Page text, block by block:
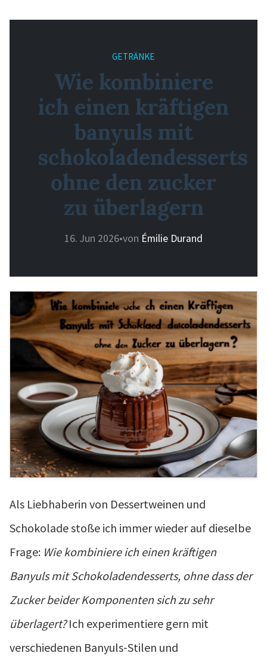
GETRÄNKE
Wie kombiniere
ich einen kräftigen
banyuls mit
schokoladendesserts
ohne den zucker
zu überlagern
16. Jun 2026•von Émilie Durand
Als Liebhaberin von Dessertweinen und
Schokolade stoße ich immer wieder auf dieselbe
Frage: Wie kombiniere ich einen kräftigen
Banyuls mit Schokoladendesserts, ohne dass der
Zucker beider Komponenten sich zu sehr
überlagert?Ich experimentiere gern mit
verschiedenen Banyuls‑Stilen und